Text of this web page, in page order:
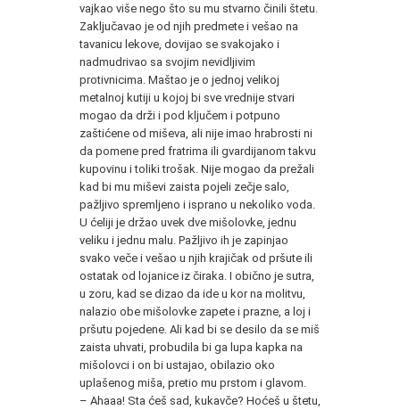
vajkao više nego što su mu stvarno činili štetu.
Zaključavao je od njih predmete i vešao na
tavanicu lekove, dovijao se svakojako i
nadmudrivao sa svojim nevidljivim
protivnicima. Maštao je o jednoj velikoj
metalnoj kutiji u kojoj bi sve vrednije stvari
mogao da drži i pod ključem i potpuno
zaštićene od miševa, ali nije imao hrabrosti ni
da pomene pred fratrima ili gvardijanom takvu
kupovinu i toliki trošak. Nije mogao da prežali
kad bi mu miševi zaista pojeli zečje salo,
pažljivo spremljeno i isprano u nekoliko voda.
U ćeliji je držao uvek dve mišolovke, jednu
veliku i jednu malu. Pažljivo ih je zapinjao
svako veče i vešao u njih krajičak od pršute ili
ostatak od lojanice iz čiraka. I obično je sutra,
u zoru, kad se dizao da ide u kor na molitvu,
nalazio obe mišolovke zapete i prazne, a loj i
pršutu pojedene. Ali kad bi se desilo da se miš
zaista uhvati, probudila bi ga lupa kapka na
mišolovci i on bi ustajao, obilazio oko
uplašenog miša, pretio mu prstom i glavom.
– Ahaaa! Sta ćeš sad, kukavče? Hoćeš u štetu,